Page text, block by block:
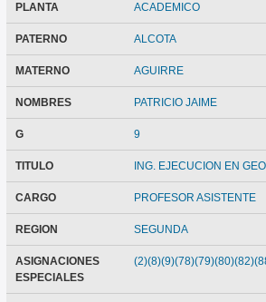
PLANTA ACADEMICO
PATERNO ALCOTA
MATERNO AGUIRRE
NOMBRES PATRICIO JAIME
G 9
TITULO ING. EJECUCION EN
CARGO PROFESOR ASISTENTE
REGION SEGUNDA
ASIGNACIONES
ESPECIALES